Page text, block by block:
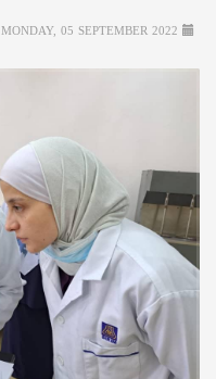
MONDAY, 05 SEPTEMBER 2022